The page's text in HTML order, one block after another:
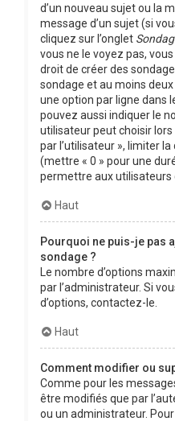
d’un nouveau sujet ou la
message d’un sujet (si
cliquez sur l’onglet
vous ne le voyez pas,
droit de créer des
sondage et au moins
une option par ligne dans
pouvez aussi indiquer le
utilisateur peut choisir
par l’utilisateur », limiter
(mettre « 0 » pour une
permettre aux utilisateurs
Haut
Pourquoi ne puis-je pas
sondage ?
Le nombre d’options
par l’administrateur. Si
d’options, contactez-le.
Haut
Comment modifier ou
Comme pour les
être modifiés que par
ou un administrateur.